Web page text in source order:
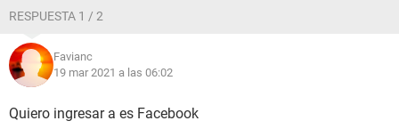
RESPUESTA 1 / 2
Favianc
19 mar 2021 a las 06:02
Quiero ingresar a es Facebook